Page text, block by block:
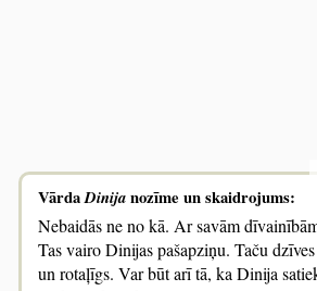
VārdaDinijanozīme un skaidrojums:
Nebaidās ne no kā. Ar savām
Tas vairo Dinijas pašapziņu. Taču
un rotaļīgs. Var būt arī tā, ka Dinija